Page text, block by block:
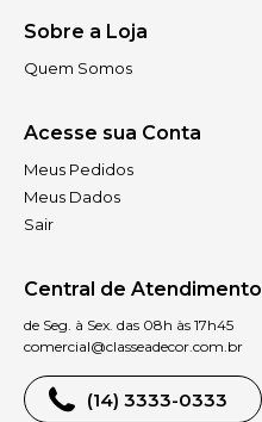
Sobre a Loja
Quem Somos
Acesse sua Conta
Meus Pedidos
Meus Dados
Sair
Central de Atendimento
de Seg. à Sex. das 08h às 17h45
comercial@classeadecor.com.br
(14) 3333-0333